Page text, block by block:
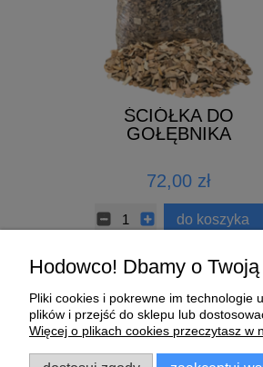
ŚCIÓŁKA DO
GOŁĘBNIKA
72,00 zł
do koszyka
Pomoc
Hodowco! Dbamy o
Pliki cookies i pokrewne im technologie
plików i przejść do sklepu lub
Więcej o plikach cookies przeczytasz w